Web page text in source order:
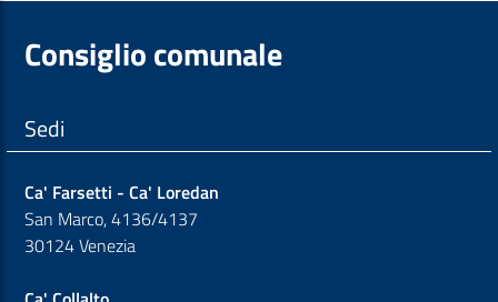
Consiglio comunale
Sedi
Ca' Farsetti - Ca' Loredan
San Marco, 4136/4137
30124 Venezia